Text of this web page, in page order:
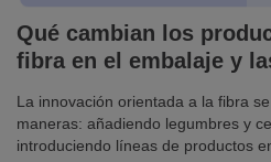
Qué cambian los
fibra en el embalaje y
La innovación orientada a la fibra
maneras: añadiendo legumbres y
introduciendo líneas de productos